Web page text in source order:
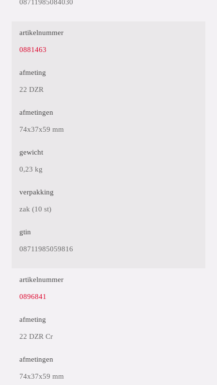
08711985084030
artikelnummer
0881463
afmeting
22 DZR
afmetingen
74x37x59 mm
gewicht
0,23 kg
verpakking
zak (10 st)
gtin
08711985059816
artikelnummer
0896841
afmeting
22 DZR Cr
afmetingen
74x37x59 mm